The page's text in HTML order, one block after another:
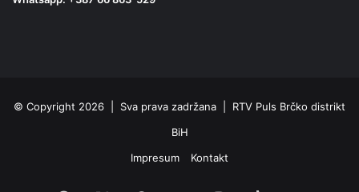
© Copyright 2026 | Sva prava zadržana | RTV Puls Brčko distrikt
BiH
Impresum
Kontakt